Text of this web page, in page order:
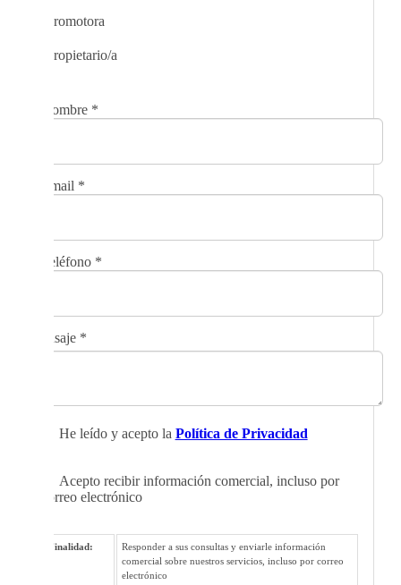
Promotora
Propietario/a
Nombre *
Email *
Teléfono *
Mensaje *
He leído y acepto la Política de Privacidad
Acepto recibir información comercial, incluso por
correo electrónico
Finalidad:
Responder a sus consultas y enviarle información
comercial sobre nuestros servicios, incluso por correo
electrónico